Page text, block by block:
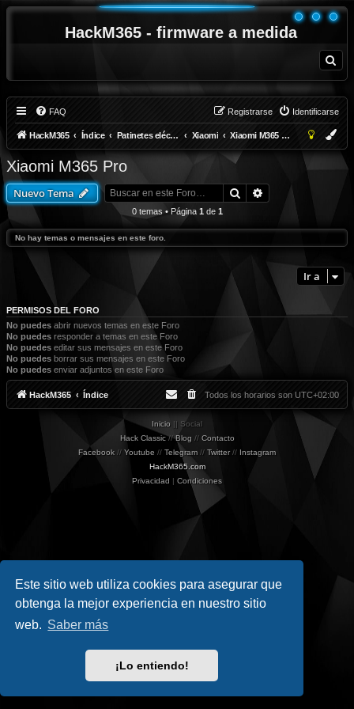
Este sitio web utiliza cookies para asegurar que
obtenga la mejor experiencia en nuestro sitio
web. Saber más
¡Lo entiendo!
HackM365 - firmware a medida
u
FAQ Identificarse
Registrarse
HackM365 Índice Patinetes eléctricos Xiaomi Xiaomi M365 Pro
Xiaomi M365 Pro
Nuevo Tema Buscar
0 temas • Página 1 de 1
No hay temas o mensajes en este foro.
Ir a
PERMISOS DEL FORO
No puedes abrir nuevos temas en este Foro
No puedes responder a temas en este Foro
No puedes editar sus mensajes en este Foro
No puedes borrar sus mensajes en este Foro
No puedes enviar adjuntos en este Foro
HackM365 Índice Todos los horarios son UTC+02:00
Inicio || Social
Hack Classic//Blog // Contacto
Facebook // Youtube // Telegram // Twitter// Instagram
HackM365.com
Privacidad | Condiciones